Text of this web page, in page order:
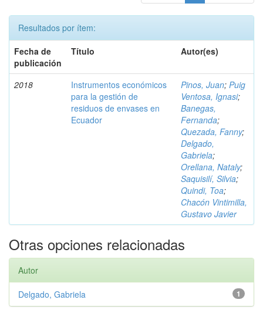
Resultados por ítem:
Fecha de
publicación
Título Autor(es)
2018
Instrumentos económicos
para la gestión de
residuos de envases en
Ecuador
Pinos, Juan; Puig
Ventosa, Ignasi;
Banegas,
Fernanda;
Quezada, Fanny;
Delgado,
Gabriela;
Orellana, Nataly;
Saquisilí, Silvia;
Quindi, Toa;
Chacón Vintimilla,
Gustavo Javier
Otras opciones relacionadas
Autor
1
Delgado, Gabriela